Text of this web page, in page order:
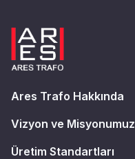
Ares Trafo Hakkında
Vizyon ve Misyonumuz
Üretim Standartları